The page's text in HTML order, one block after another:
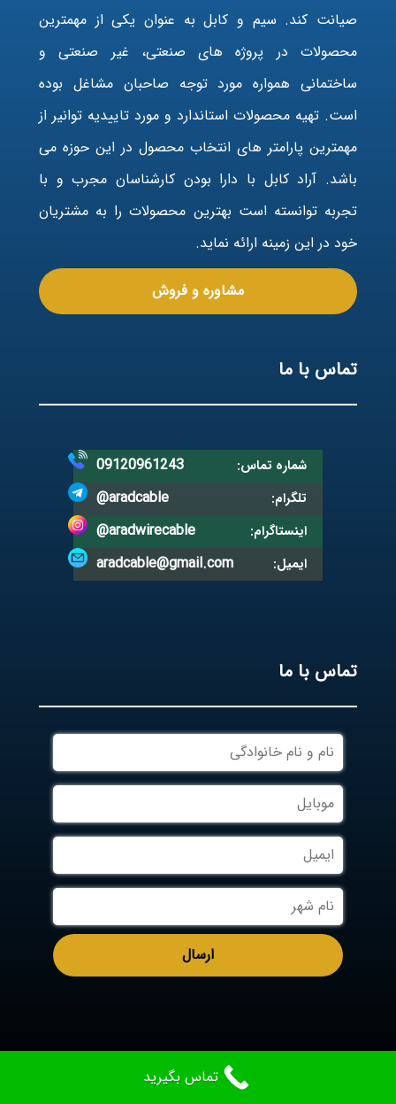
صیانت کند. سیم و کابل به عنوان یکی از مهمترین
محصولات در پروژه های صنعتی، غیر صنعتی و
ساختمانی همواره مورد توجه صاحبان مشاغل بوده
است. تهیه محصولات استاندارد و مورد تاییدیه توانیر از
مهمترین پارامتر های انتخاب محصول در این حوزه می
باشد. آراد کابل با دارا بودن کارشناسان مجرب و با
تجربه توانسته است بهترین محصولات را به مشتریان
خود در این زمینه ارائه نماید.
مشاوره و فروش
تماس با ما
شماره تماس: 09120961243
تلگرام: @aradcable
اینستاگرام: @aradwirecable
ایمیل: aradcable@gmail.com
تماس با ما
Designed ByAradcable.comتماس بگیرید